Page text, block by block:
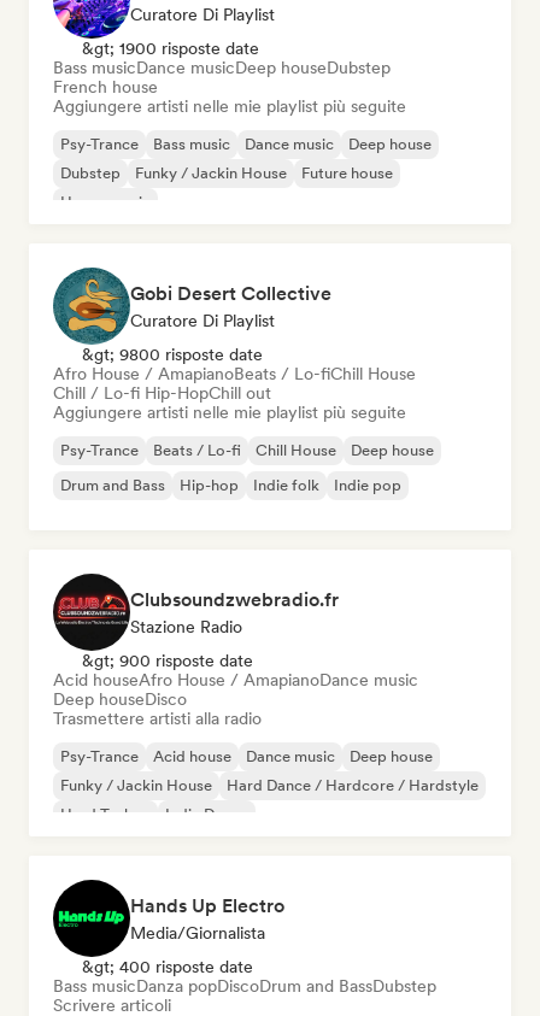
Curatore Di Playlist
&gt; 1900 risposte date
Bass musicDance musicDeep houseDubstep
French house
Aggiungere artisti nelle mie playlist più seguite
Psy-Trance Bass music Dance music
Deep house
Dubstep
Funky / Jackin House
Future house
House music
Gobi Desert Collective
Curatore Di Playlist
&gt; 9800 risposte date
Afro House / AmapianoBeats / Lo-fiChill House
Chill / Lo-fi Hip-HopChill out
Aggiungere artisti nelle mie playlist più seguite
Psy-Trance Beats / Lo-fi Chill House
Deep house
Drum and Bass
Hip-hop Indie folk Indie pop
Clubsoundzwebradio.fr
Stazione Radio
&gt; 900 risposte date
Acid houseAfro House / AmapianoDance music
Deep houseDisco
Trasmettere artisti alla radio
Psy-Trance Acid house Dance music
Deep house
Funky / Jackin House
Hard Dance / Hardcore / Hardstyle
Hard Techno
Indie Dance
Hands Up Electro
Media/Giornalista
&gt; 400 risposte date
Bass musicDanza popDiscoDrum and BassDubstep
Scrivere articoli